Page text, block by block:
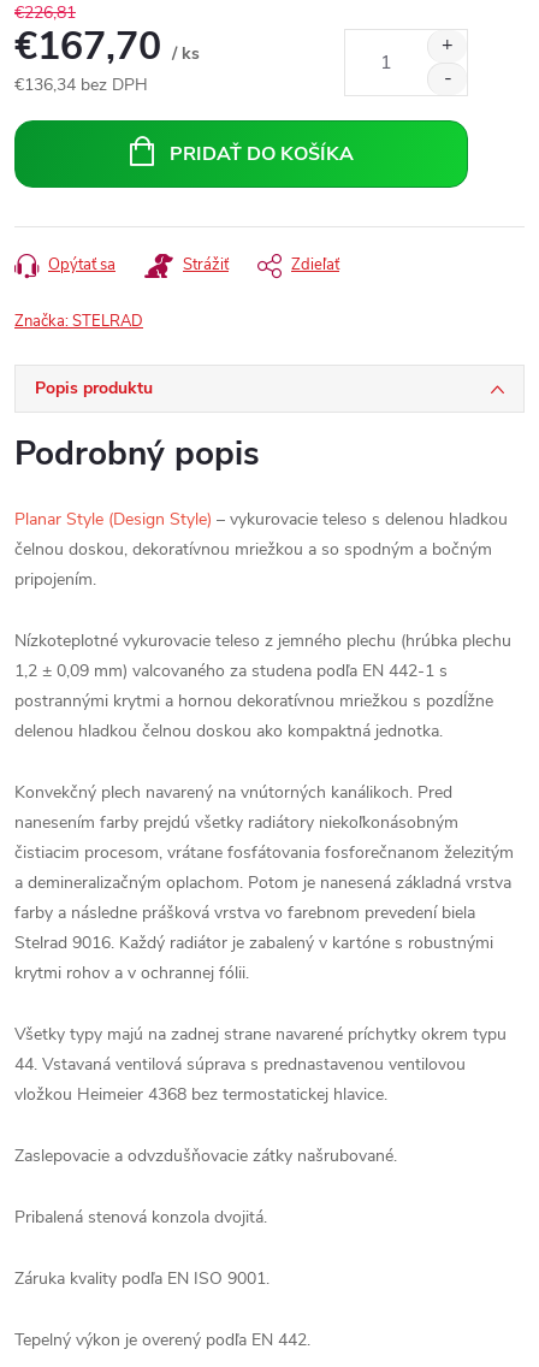
€226,81
€167,70 / ks
€136,34 bez DPH
cena:
PRIDAŤ DO KOŠÍKA
Opýtať sa Strážiť Zdieľať
Značka:STELRAD
Popis produktu
Podrobný popis
Planar Style (Design Style) – vykurovacie teleso s delenou hladkou
čelnou doskou, dekoratívnou mriežkou a so spodným a bočným
pripojením.
Nízkoteplotné vykurovacie teleso z jemného plechu (hrúbka plechu
1,2 ± 0,09 mm) valcovaného za studena podľa EN 442-1 s
postrannými krytmi a hornou dekoratívnou mriežkou s pozdĺžne
delenou hladkou čelnou doskou ako kompaktná jednotka.
Konvekčný plech navarený na vnútorných kanálikoch. Pred
nanesením farby prejdú všetky radiátory niekoľkonásobným
čistiacim procesom, vrátane fosfátovania fosforečnanom železitým
a demineralizačným oplachom. Potom je nanesená základná vrstva
farby a následne prášková vrstva vo farebnom prevedení biela
Stelrad 9016. Každý radiátor je zabalený v kartóne s robustnými
krytmi rohov a v ochrannej fólii.
Všetky typy majú na zadnej strane navarené príchytky okrem typu
44. Vstavaná ventilová súprava s prednastavenou ventilovou
vložkou Heimeier 4368 bez termostatickej hlavice.
Zaslepovacie a odvzdušňovacie zátky našrubované.
Pribalená stenová konzola dvojitá.
Záruka kvality podľa EN ISO 9001.
Tepelný výkon je overený podľa EN 442.